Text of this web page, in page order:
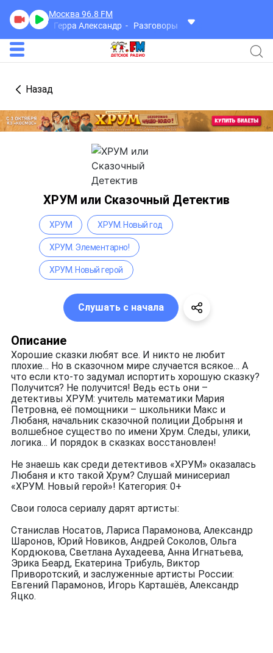
Москва 96.8 FM
Герра Александр
Разговоры
Назад
ХРУМ или Сказочный Детектив
Описание
Хорошие сказки любят все. И никто не любит
плохие… Но в сказочном мире случается всякое… А
что если кто-то задумал испортить хорошую сказку?
Получится? Не получится! Ведь есть они –
детективы ХРУМ: учитель математики Мария
Петровна, её помощники – школьники Макс и
Любаня, начальник сказочной полиции Добрыня и
волшебное существо по имени Хрум. Следы, улики,
логика… И порядок в сказках восстановлен!
Не знаешь как среди детективов «ХРУМ» оказалась
Любаня и кто такой Хрум? Слушай минисериал
«ХРУМ. Новый герой»! Категория: 0+
Свои голоса сериалу дарят артисты:
Станислав Носатов, Лариса Парамонова, Александр
Шаронов, Юрий Новиков, Андрей Соколов, Ольга
Кордюкова, Светлана Аухадеева, Анна Игнатьева,
Эрика Беард, Екатерина Трибуль, Виктор
Приворотский, и заслуженные артисты России:
Евгений Парамонов, Игорь Карташёв, Александр
Яцко.
ХРУМ ХРУМ. Новый год
ХРУМ. Элементарно!
ХРУМ. Новый герой
Слушать с начала